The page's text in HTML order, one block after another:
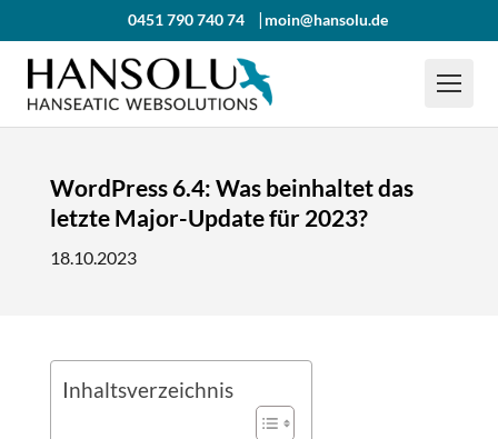
0451 790 740 74 moin@hansolu.de
WordPress 6.4: Was beinhaltet das
letzte Major-Update für 2023?
18.10.2023
Inhaltsverzeichnis